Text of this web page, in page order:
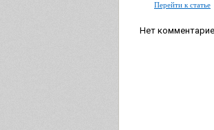
Перейти к статье
Нет